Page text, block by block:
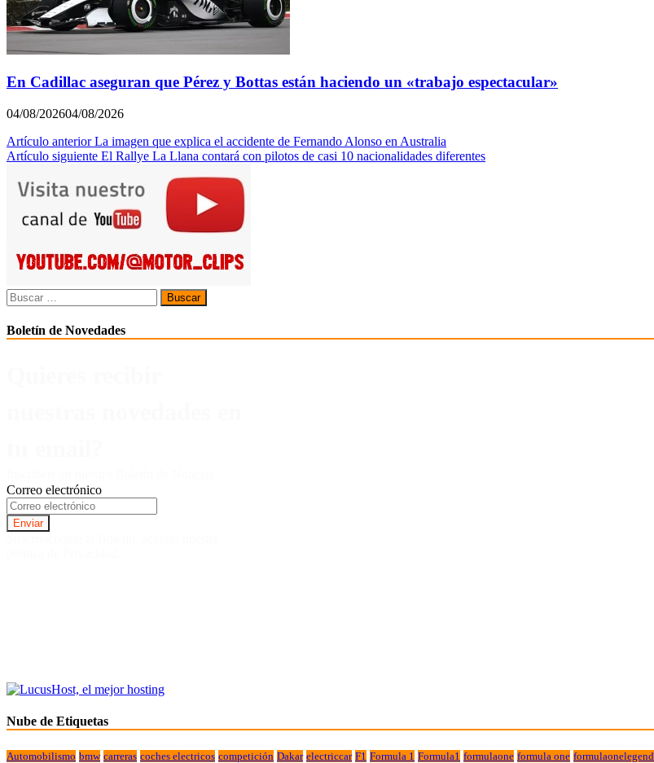
En Cadillac aseguran que Pérez y Bottas están haciendo un «trabajo espectacular»
04/08/202604/08/2026
Navegación
de
entradas
Artículo anterior La imagen que explica el accidente de Fernando Alonso en Australia
Artículo siguiente El Rallye La Llana contará con pilotos de casi 10 nacionalidades diferentes
Buscar:
Boletín de Novedades
Correo electrónico
Nube de Etiquetas
Automobilismo bmw carreras coches electricos competición Dakar electriccar F1 Formula 1 Formula1 formulaone formula one formulaonelegend